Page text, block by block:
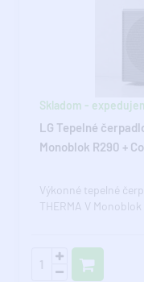
Skladom -
LG Tepelné
Monoblok R290 +
Výkonné tepelné
THERMA V